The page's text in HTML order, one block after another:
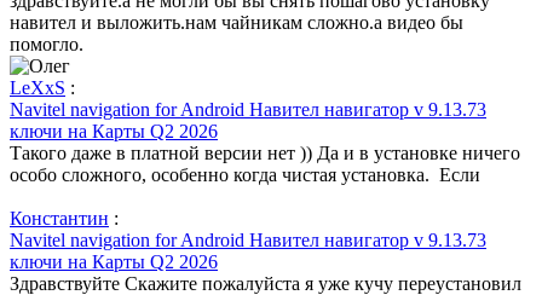
навител и выложить.нам чайникам сложно.а видео бы
помогло.
LeXxS :
Navitel navigation for Android Навител навигатор v 9.13.73
ключи на Карты Q2 2026
Такого даже в платной версии нет )) Да и в установке ничего
особо сложного, особенно когда чистая установка. Если
Константин :
Navitel navigation for Android Навител навигатор v 9.13.73
ключи на Карты Q2 2026
Здравствуйте Скажите пожалуйста я уже кучу переустановил